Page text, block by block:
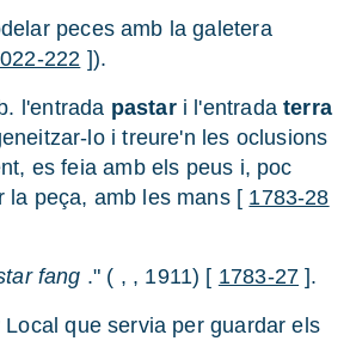
peces amb la galetera
222 ]).
l'entrada pastari l'entradaterra
lo i treure'n les oclusions
es feia amb els peus i, poc
la peça, amb les mans [ 1783-28
fang ." ( , , 1911) [ 1783-27 ].
Local que servia per guardar els